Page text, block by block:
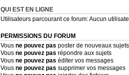
QUI EST EN LIGNE
Utilisateurs parcourant ce forum: Aucun
PERMISSIONS DU FORUM
Vous ne pouvez pas poster de nouveaux sujets
Vous ne pouvez pas répondre aux sujets
Vous ne pouvez pas éditer vos messages
Vous ne pouvez pas supprimer vos messages